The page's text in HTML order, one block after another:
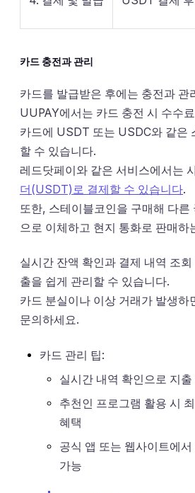
카드 충전과 관리
카드를 발급받은 후에는 충전과 관
UUPAY에서는 카드 충전 시 수수
카드에 USDT 또는 USDC와 같은
할 수 있습니다.
레드닷페이와 같은 서비스에서는
더(USDT)로 결제할 수 있습니다.
또한, 스테이블코인을 구매해 다른
으로 이체하고 현지 통화로 판매하
실시간 잔액 확인과 결제 내역 조회
출을 쉽게 관리할 수 있습니다.
카드 분실이나 이상 거래가 발생하
문의하세요.
카드 관리 팁:
실시간 내역 확인으로 지출
추천인 프로그램 활용 시
혜택
공식 앱 또는 웹사이트에
가능